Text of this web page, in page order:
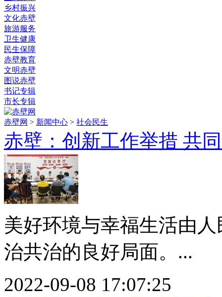
乡村振兴
文化赤壁
旅游服务
卫生健康
民生保障
赤壁教育
文明赤壁
图说赤壁
书记专辑
市长专辑
赤壁网 > 新闻中心 > 社会民生
赤壁：创新工作举措 共
美好环境与幸福生活由
治共治的良好局面。...
2022-09-08 17:07:25